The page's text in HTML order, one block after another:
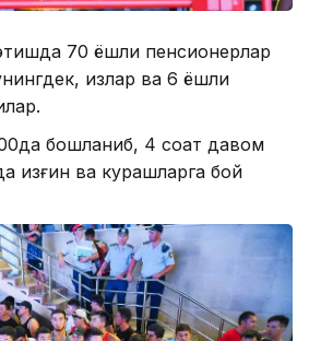
70 ёшли пенсионерлар
қизлар ва 6 ёшли
бошланиб, 4 соат давом
қизғин ва курашларга бой